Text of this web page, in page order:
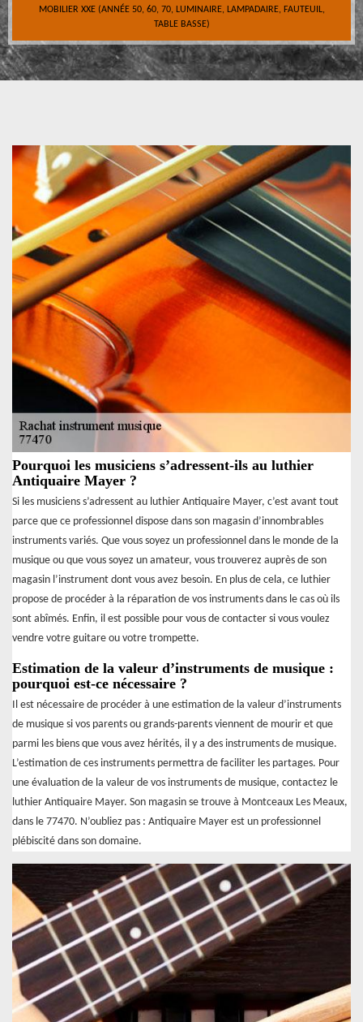
MOBILIER XXE (ANNÉE 50, 60, 70, LUMINAIRE, LAMPADAIRE, FAUTEUIL,
TABLE BASSE)
Pourquoi les musiciens s’adressent-ils au luthier
Antiquaire Mayer ?
Si les musiciens s’adressent au luthier Antiquaire Mayer, c’est avant tout
parce que ce professionnel dispose dans son magasin d’innombrables
instruments variés. Que vous soyez un professionnel dans le monde de la
musique ou que vous soyez un amateur, vous trouverez auprès de son
magasin l’instrument dont vous avez besoin. En plus de cela, ce luthier
propose de procéder à la réparation de vos instruments dans le cas où ils
sont abîmés. Enfin, il est possible pour vous de contacter si vous voulez
vendre votre guitare ou votre trompette.
Estimation de la valeur d’instruments de musique :
pourquoi est-ce nécessaire ?
Il est nécessaire de procéder à une estimation de la valeur d’instruments
de musique si vos parents ou grands-parents viennent de mourir et que
parmi les biens que vous avez hérités, il y a des instruments de musique.
L’estimation de ces instruments permettra de faciliter les partages. Pour
une évaluation de la valeur de vos instruments de musique, contactez le
luthier Antiquaire Mayer. Son magasin se trouve à Montceaux Les Meaux,
dans le 77470. N’oubliez pas : Antiquaire Mayer est un professionnel
plébiscité dans son domaine.